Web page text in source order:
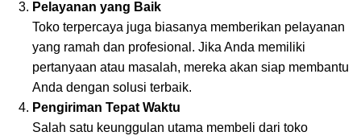
Pelayanan yang Baik
Toko terpercaya juga biasanya memberikan pelayanan
yang ramah dan profesional. Jika Anda memiliki
pertanyaan atau masalah, mereka akan siap membantu
Anda dengan solusi terbaik.
Pengiriman Tepat Waktu
Salah satu keunggulan utama membeli dari toko